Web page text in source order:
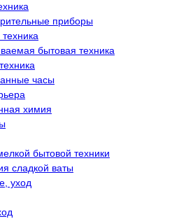
приборы
бытовая техника
часы
химия
бытовой техники
сладкой ваты
уход